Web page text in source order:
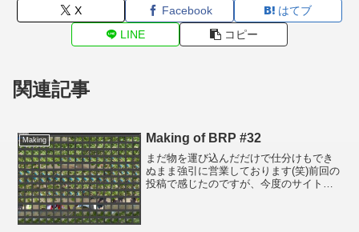
X Facebook
はてブ
LINE
コピー
関連記事
Making Making of BRP #32
まだ物を運び込んだだけで仕分けもでき
ぬまま強引に営業しております(笑)前回の
投稿で感じたのですが、今度のサイトは